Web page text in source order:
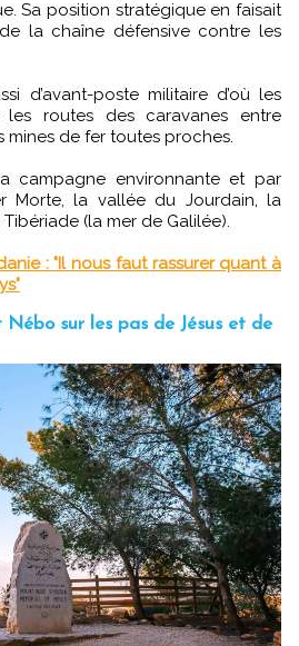
Sa position stratégique en faisait
la chaîne défensive contre les
d’avant-poste militaire d’où les
les routes des caravanes entre
mines de fer toutes proches.
campagne environnante et par
Morte, la vallée du Jourdain, la
(la mer de Galilée).
: "Il nous faut rassurer quant à
sur les pas de Jésus et de